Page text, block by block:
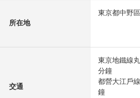
所在地
東京都中野
交通
東京地鐵線
分鐘
都營大江戶
鐘